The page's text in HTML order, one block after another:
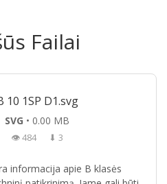
Failai
10 1SP D1.svg
SVG • 0.00 MB
👁 484 ⬇ 3
informacija apie B klasės